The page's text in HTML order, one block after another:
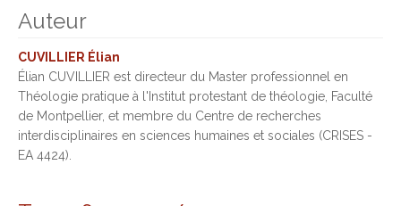
Auteur
CUVILLIER Élian
Élian CUVILLIER est directeur du Master professionnel en
Théologie pratique à l'Institut protestant de théologie, Faculté
de Montpellier, et membre du Centre de recherches
interdisciplinaires en sciences humaines et sociales (CRISES -
EA 4424).